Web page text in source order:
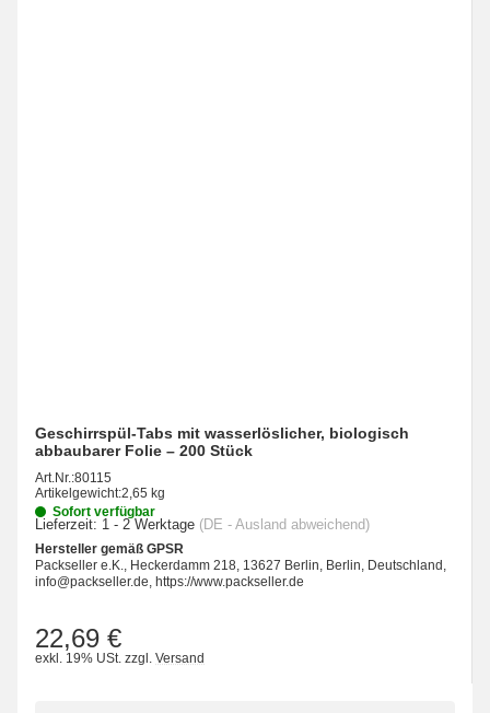
Geschirrspül-Tabs mit wasserlöslicher, biologisch
abbaubarer Folie – 200 Stück
Art.Nr.:80115
Artikelgewicht:2,65 kg
Sofort verfügbar
Lieferzeit: 1 - 2 Werktage (DE - Ausland abweichend)
Hersteller gemäß GPSR
Packseller e.K., Heckerdamm 218, 13627 Berlin, Berlin, Deutschland,
info@packseller.de, https://www.packseller.de
22,69 €
exkl. 19% USt. zzgl. Versand